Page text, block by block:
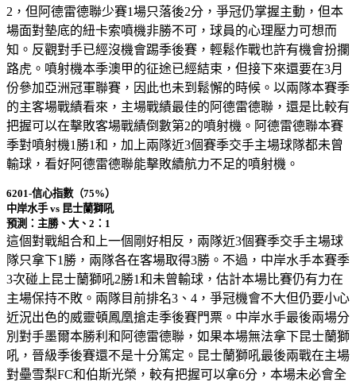
2，但阿德雷德聯少賽1場只落後2分，爭冠仍掌握主動，但本
場面對墊底的紐卡索噴機非勝不可，球員的心理壓力可想而
知。反觀對手已經沒機會踢季後賽，輕鬆作戰也許有機會扮攔
路虎。噴射機本季澳甲的征途已經結束，但接下來還要在3月
份參加亞洲冠軍聯賽，因此也未到鬆懈的時候。以兩隊本賽季
的主客場戰績看來，主場戰績最佳的阿德雷德聯，還是比較有
把握可以在擊敗客場戰績倒數第2的噴射機。阿德雷德聯本賽
季對噴射機1勝1和，加上兩隊近3個賽季交手主場球隊都未曾
輸球，看好阿德雷德聯能擊敗續航力不足的噴射機。
6201-信心指數（75%）
中岸水手 vs 昆士蘭獅吼
預測：主勝、大、2：1
這個對戰組合和上一個剛好相反，兩隊近3個賽季交手主場球
隊只拿下1勝，兩隊各在客場取得3勝。不過，中岸水手本賽季
3次碰上昆士蘭獅吼2勝1和未曾輸球，估計本場比賽仍有力在
主場保持不敗。兩隊目前排名3、4，爭冠機會不大但仍要小心
近況出色的威靈頓鳳凰搶走季後賽門票。中岸水手最後兩場分
別對手墨爾本勝利和阿德雷德聯，如果本場無法拿下昆士蘭獅
吼，晉級季後賽還不是十分篤定。昆士蘭獅吼最後兩戰在主場
對壘雪梨FC和伯斯光榮，較有把握可以拿6分，本場未必會全